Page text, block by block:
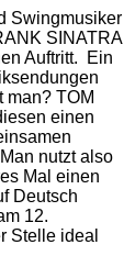
Swingmusiker
SINATRA
Auftritt. Ein
man? TOM
einen
nutzt also
Mal einen
Deutsch
12.
Stelle ideal